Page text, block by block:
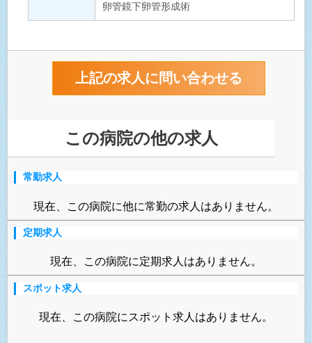
卵管鏡下卵管形成術
この病院の他の求人
常勤求人
現在、この病院に他に常勤の求人はありません。
定期求人
現在、この病院に定期求人はありません。
スポット求人
現在、この病院にスポット求人はありません。